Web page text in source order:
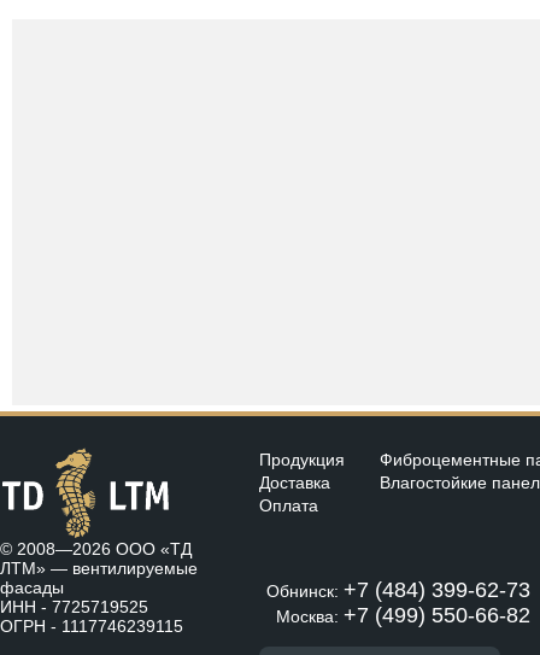
© 2008—2026 ООО «ТД
ЛТМ» — вентилируемые
фасады
ИНН - 7725719525
ОГРН - 1117746239115
Продукция
Доставка
Оплата
Фиброцементные
Влагостойкие
Обнинск: +7 (484) 399-62-73
Москва: +7 (499) 550-66-82